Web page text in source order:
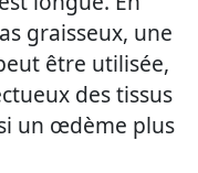
graisseux, une
être utilisée,
des tissus
un œdème plus